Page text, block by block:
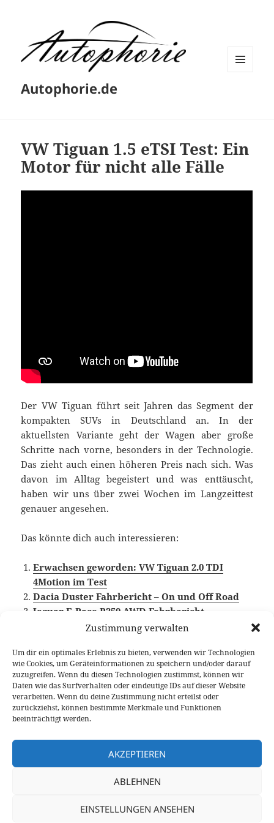
Zustimmung verwalten
Um dir ein optimales Erlebnis zu bieten, verwenden wir Technologien
wie Cookies, um Geräteinformationen zu speichern und/oder darauf
zuzugreifen. Wenn du diesen Technologien zustimmst, können wir
Daten wie das Surfverhalten oder eindeutige IDs auf dieser Website
verarbeiten. Wenn du deine Zustimmung nicht erteilst oder
zurückziehst, können bestimmte Merkmale und Funktionen
beeinträchtigt werden.
AKZEPTIEREN
ABLEHNEN
EINSTELLUNGEN ANSEHEN
Autophorie.de
VW Tiguan 1.5 eTSI Test: Ein
Motor für nicht alle Fälle
Der VW Tiguan führt seit Jahren das Segment der
kompakten SUVs in Deutschland an. In der
aktuellsten Variante geht der Wagen aber große
Schritte nach vorne, besonders in der Technologie.
Das zieht auch einen höheren Preis nach sich. Was
davon im Alltag begeistert und was enttäuscht,
haben wir uns über zwei Wochen im Langzeittest
genauer angesehen.
Das könnte dich auch interessieren:
Erwachsen geworden: VW Tiguan 2.0 TDI
4Motion im Test
Dacia Duster Fahrbericht – On und Off Road
Jaguar E-Pace P250 AWD Fahrbericht
Veröffentlicht
am
25. Juli 2024 Autor
Larissa Rutkowski Kategorien
Fahrberichte
Kompakt SUV
Video Fahrbericht VW Tiguan
Beitragsnavigation
VORHERIGER
Vorheriger
Beitrag:
BMW R 12 Test: lockerer Cruiser im
Custom Bike Style
Ford E-Transit Custom: elektrisch liefern